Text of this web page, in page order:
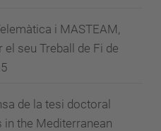
i MASTEAM,
el seu Treball de Fi de
de la tesi doctoral
the Mediterranean